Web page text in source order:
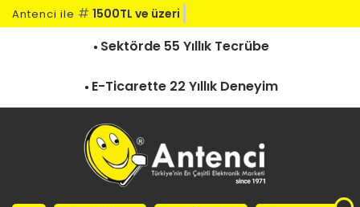
Antenci ile # 1500TL ve üzeri k
Sektörde 55 Yıllık Tecrübe
E-Ticarette 22 Yıllık Deneyim